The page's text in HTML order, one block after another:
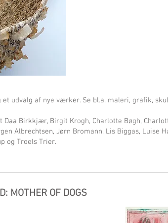
udvalg af nye værker. Se bl.a. maleri, grafik,
Birkkjær, Birgit Krogh, Charlotte Bøgh,
Albrechtsen, Jørn Bromann, Lis Biggas, Luise
og Troels Trier.
MOTHER OF DOGS